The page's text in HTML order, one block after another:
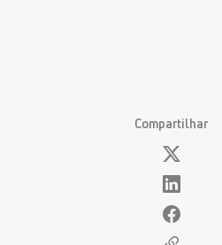
Compartilhar